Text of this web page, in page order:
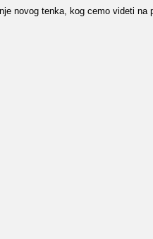
novog tenka, kog cemo videti na